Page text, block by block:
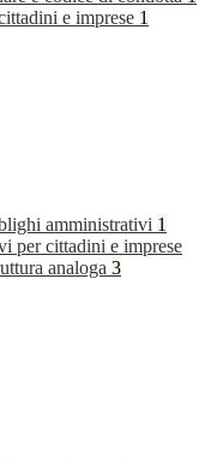
e imprese 1
amministrativi 1
per cittadini e imprese
analoga 3